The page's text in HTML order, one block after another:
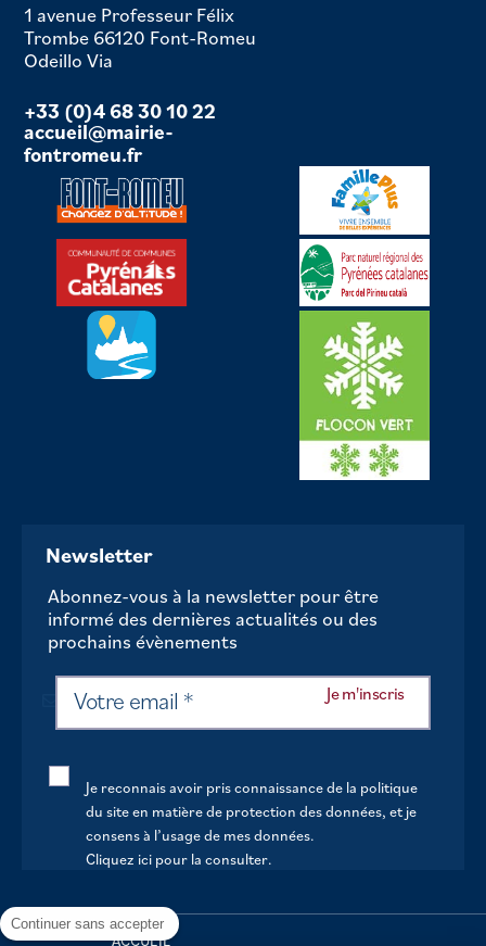
1 avenue Professeur Félix
Trombe 66120 Font-Romeu
Odeillo Via
+33 (0)4 68 30 10 22
accueil@mairie-
fontromeu.fr
Newsletter
Abonnez-vous à la newsletter pour être
informé des dernières actualités ou des
prochains évènements
Je reconnais avoir pris connaissance de la politique
du site en matière de protection des données, et je
consens à l’usage de mes données.
Cliquez ici pour la consulter.
ACCUEIL
Continuer sans accepter